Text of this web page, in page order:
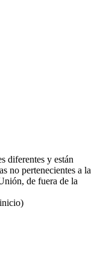
diferentes y están
no pertenecientes a la
de fuera de la